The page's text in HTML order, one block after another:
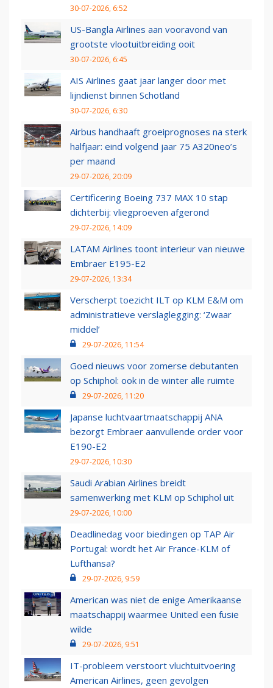
30-07-2026, 6:52
US-Bangla Airlines aan vooravond van
grootste vlootuitbreiding ooit
30-07-2026, 6:45
AIS Airlines gaat jaar langer door met
lijndienst binnen Schotland
30-07-2026, 6:30
Airbus handhaaft groeiprognoses na sterk
halfjaar: eind volgend jaar 75 A320neo’s
per maand
29-07-2026, 20:09
Certificering Boeing 737 MAX 10 stap
dichterbij: vliegproeven afgerond
29-07-2026, 14:09
LATAM Airlines toont interieur van nieuwe
Embraer E195-E2
29-07-2026, 13:34
Verscherpt toezicht ILT op KLM E&M om
administratieve verslaglegging: ‘Zwaar
middel’
29-07-2026, 11:54
Goed nieuws voor zomerse debutanten
op Schiphol: ook in de winter alle ruimte
29-07-2026, 11:20
Japanse luchtvaartmaatschappij ANA
bezorgt Embraer aanvullende order voor
E190-E2
29-07-2026, 10:30
Saudi Arabian Airlines breidt
samenwerking met KLM op Schiphol uit
29-07-2026, 10:00
Deadlinedag voor biedingen op TAP Air
Portugal: wordt het Air France-KLM of
Lufthansa?
29-07-2026, 9:59
American was niet de enige Amerikaanse
maatschappij waarmee United een fusie
wilde
29-07-2026, 9:51
IT-probleem verstoort vluchtuitvoering
American Airlines, geen gevolgen